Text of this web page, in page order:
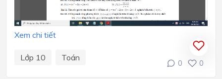
Xem chi tiết
Lớp 10 Toán
0 0